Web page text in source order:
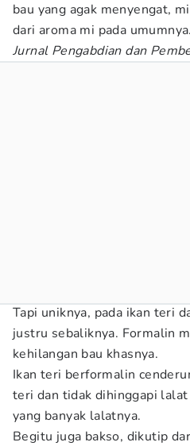
bau yang agak menyengat,
dari aroma mi pada
Jurnal Pengabdian dan
Tapi uniknya, pada ikan teri
justru sebaliknya. Formalin
kehilangan bau khasnya.
Ikan teri berformalin
teri dan tidak dihinggapi
yang banyak lalatnya.
Begitu juga bakso, dikutip